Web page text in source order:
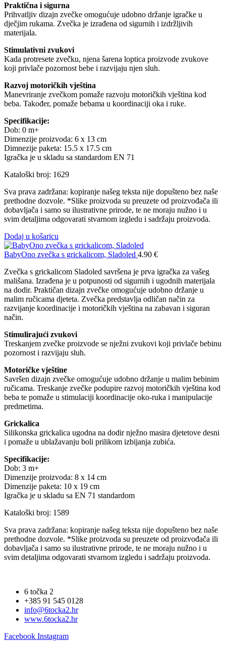
Praktična i sigurna
Prihvatljiv dizajn zvečke omogućuje udobno držanje igračke u
dječjim rukama. Zvečka je izrađena od sigurnih i izdržljivih
materijala.
Stimulativni zvukovi
Kada protresete zvečku, njena šarena loptica proizvode zvukove
koji privlače pozornost bebe i razvijaju njen sluh.
Razvoj motoričkih vještina
Manevriranje zvečkom pomaže razvoju motoričkih vještina kod
beba. Također, pomaže bebama u koordinaciji oka i ruke.
Specifikacije:
Dob: 0 m+
Dimenzije proizvoda: 6 x 13 cm
Dimnezije paketa: 15.5 x 17.5 cm
Igračka je u skladu sa standardom EN 71
Kataloški broj: 1629
Sva prava zadržana: kopiranje našeg teksta nije dopušteno bez naše
prethodne dozvole. *Slike proizvoda su preuzete od proizvođača ili
dobavljača i samo su ilustrativne prirode, te ne moraju nužno i u
svim detaljima odgovarati stvarnom izgledu i sadržaju proizvoda.
Dodaj u košaricu
BabyOno zvečka s grickalicom, Sladoled 4.90 €
Zvečka s grickalicom Sladoled savršena je prva igračka za vašeg
mališana. Izrađena je u potpunosti od sigurnih i ugodnih materijala
na dodir. Praktičan dizajn zvečke omogućuje udobno držanje u
malim ručicama djeteta. Zvečka predstavlja odličan način za
razvijanje koordinacije i motoričkih vještina na zabavan i siguran
način.
Stimulirajući zvukovi
Treskanjem zvečke proizvode se nježni zvukovi koji privlače bebinu
pozornost i razvijaju sluh.
Motoričke vještine
Savršen dizajn zvečke omogućuje udobno držanje u malim bebinim
ručicama. Treskanje zvečke podupire razvoj motoričkih vještina kod
beba te pomaže u stimulaciji koordinacije oko-ruka i manipulacije
predmetima.
Grickalica
Silikonska grickalica ugodna na dodir nježno masira djetetove desni
i pomaže u ublažavanju boli prilikom izbijanja zubića.
Specifikacije:
Dob: 3 m+
Dimenzije proizvoda: 8 x 14 cm
Dimenzije paketa: 10 x 19 cm
Igračka je u skladu sa EN 71 standardom
Kataloški broj: 1589
Sva prava zadržana: kopiranje našeg teksta nije dopušteno bez naše
prethodne dozvole. *Slike proizvoda su preuzete od proizvođača ili
dobavljača i samo su ilustrativne prirode, te ne moraju nužno i u
svim detaljima odgovarati stvarnom izgledu i sadržaju proizvoda.
6 točka 2
+385 91 545 0128
info@6tocka2.hr
www.6tocka2.hr
Facebook Instagram